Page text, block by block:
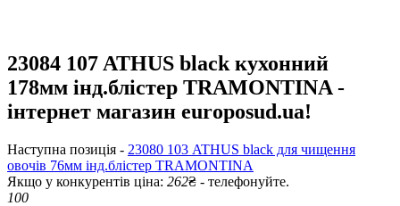
23084 107 ATHUS black кухонний
178мм інд.блістер TRAMONTINA -
інтернет магазин europosud.ua!
Наступна позиція - 23080 103 ATHUS black для чищення
овочів 76мм інд.блістер TRAMONTINA
Якщо у конкурентів ціна: 262₴ - телефонуйте.
100